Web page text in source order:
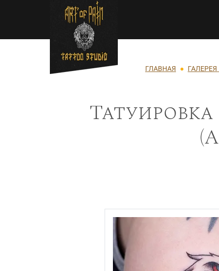
Перейти к основному содержанию
Строка навигации
ГЛАВНАЯ ГАЛЕРЕЯ